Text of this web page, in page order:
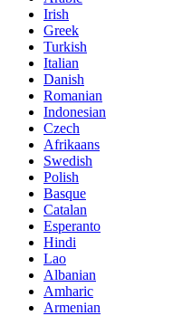
Irish
Greek
Turkish
Italian
Danish
Romanian
Indonesian
Czech
Afrikaans
Swedish
Polish
Basque
Catalan
Esperanto
Hindi
Lao
Albanian
Amharic
Armenian